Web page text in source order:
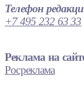
Телефон
+7 495 232 63 33
Реклама на
Росреклама